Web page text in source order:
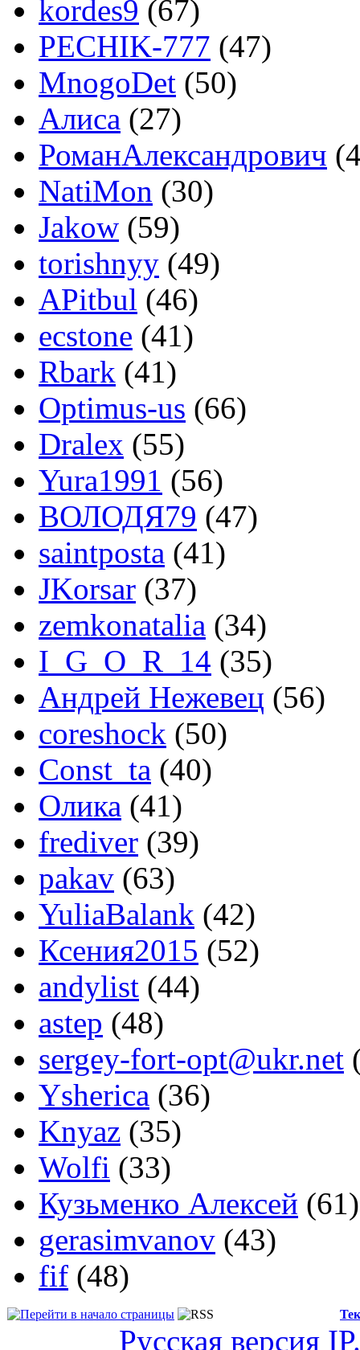
kordes9 (67)
PECHIK-777 (47)
MnogoDet (50)
Алиса (27)
РоманАлександрович
NatiMon (30)
Jakow (59)
torishnyy (49)
APitbul (46)
ecstone (41)
Rbark (41)
Optimus-us (66)
Dralex (55)
Yura1991 (56)
ВОЛОДЯ79 (47)
saintposta (41)
JKorsar (37)
zemkonatalia (34)
I_G_O_R_14 (35)
Андрей Нежевец (56)
coreshock (50)
Const_ta (40)
Олика (41)
frediver (39)
pakav (63)
YuliaBalank (42)
Ксения2015 (52)
andylist (44)
astep (48)
sergey-fort-opt@ukr.net
Ysherica (36)
Knyaz (35)
Wolfi (33)
Кузьменко Алексей (61)
gerasimvanov (43)
fif (48)
Русская версия